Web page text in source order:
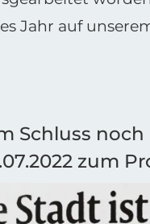
Jahr auf
Schluss
zum